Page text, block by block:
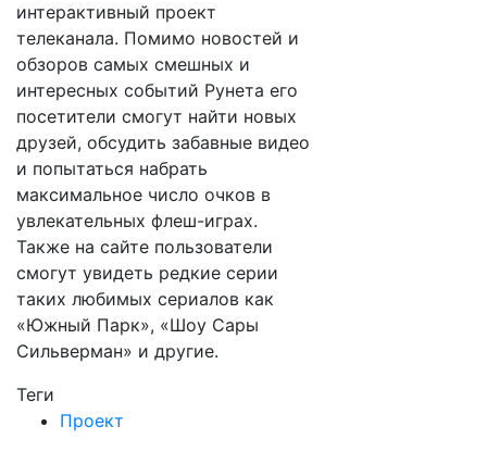
интерактивный проект
телеканала. Помимо новостей и
обзоров самых смешных и
интересных событий Рунета его
посетители смогут найти новых
друзей, обсудить забавные видео
и попытаться набрать
максимальное число очков в
увлекательных флеш-играх.
Также на сайте пользователи
смогут увидеть редкие серии
таких любимых сериалов как
«Южный Парк», «Шоу Сары
Сильверман» и другие.
Теги
Проект